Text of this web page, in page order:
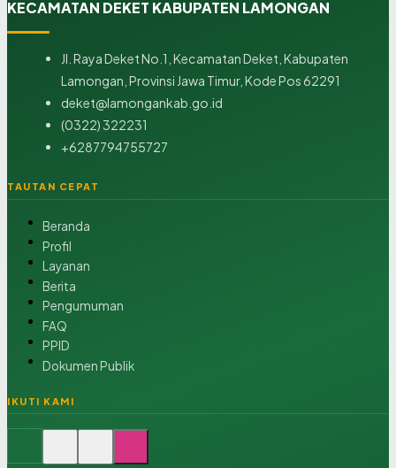
KECAMATAN DEKET KABUPATEN LAMONGAN
Jl. Raya Deket No.1, Kecamatan Deket, Kabupaten
Lamongan, Provinsi Jawa Timur, Kode Pos 62291
deket@lamongankab.go.id
(0322) 322231
+6287794755727
TAUTAN CEPAT
Beranda
Profil
Layanan
Berita
Pengumuman
FAQ
PPID
Dokumen Publik
IKUTI KAMI